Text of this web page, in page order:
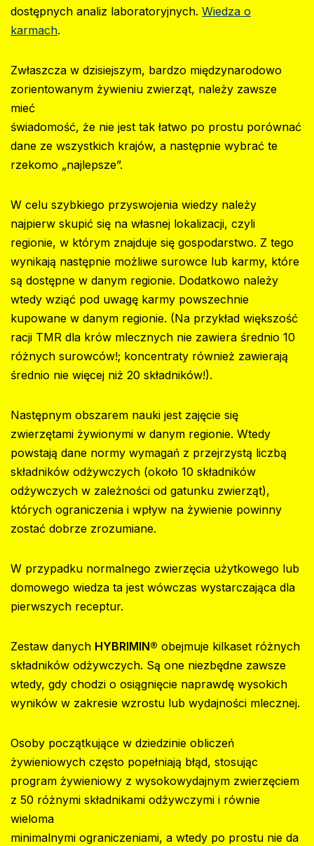
dostępnych analiz laboratoryjnych.‍ Wiedza o
karmach.
Zwłaszcza w dzisiejszym, bardzo międzynarodowo
zorientowanym żywieniu zwierząt, należy zawsze
mieć
świadomość, że nie jest tak łatwo po prostu porównać
dane ze wszystkich krajów, a następnie wybrać te
rzekomo „najlepsze”‍.
W celu szybkiego przyswojenia wiedzy należy
najpierw skupić się na własnej lokalizacji, czyli
regionie, w którym znajduje się gospodarstwo. Z tego
wynikają następnie możliwe surowce lub karmy, które
są dostępne w danym regionie. Dodatkowo należy
wtedy wziąć pod uwagę karmy powszechnie
kupowane w danym regionie. (Na przykład większość
racji TMR dla krów mlecznych nie zawiera średnio 10
różnych surowców!; koncentraty również zawierają
średnio nie więcej niż 20 składników!).‍
Następnym obszarem nauki jest zajęcie się
zwierzętami żywionymi w danym regionie. Wtedy
powstają dane normy wymagań z przejrzystą liczbą
składników odżywczych (około 10 składników
odżywczych w zależności od gatunku zwierząt),
których ograniczenia i wpływ na żywienie powinny
zostać dobrze zrozumiane.
W przypadku normalnego zwierzęcia użytkowego lub
domowego wiedza ta jest wówczas wystarczająca dla
pierwszych receptur.‍
Zestaw danych HYBRIMIN® obejmuje kilkaset różnych
składników odżywczych. Są one niezbędne zawsze
wtedy, gdy chodzi o osiągnięcie naprawdę wysokich
wyników w zakresie wzrostu lub wydajności mlecznej.‍
Osoby początkujące w dziedzinie obliczeń
żywieniowych często popełniają błąd, stosując
program żywieniowy z wysokowydajnym zwierzęciem
z 50 różnymi składnikami odżywczymi i równie
wieloma
minimalnymi ograniczeniami, a wtedy po prostu nie da